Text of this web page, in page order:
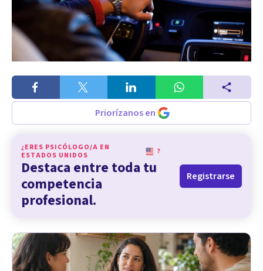
Priorízanos en
¿ERES PSICÓLOGO/A EN
ESTADOS UNIDOS
?
Destaca entre toda tu
competencia
profesional.
Registrarse